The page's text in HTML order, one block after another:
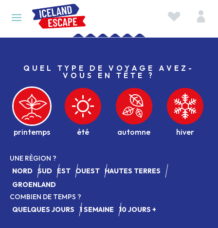
QUEL TYPE DE VOYAGE AVEZ-
VOUS EN TÊTE ?
UNE RÉGION ?
NORD SUD EST OUEST
HAUTES TERRES
GROENLAND
COMBIEN DE TEMPS ?
QUELQUES JOURS
1 SEMAINE 10 JOURS +